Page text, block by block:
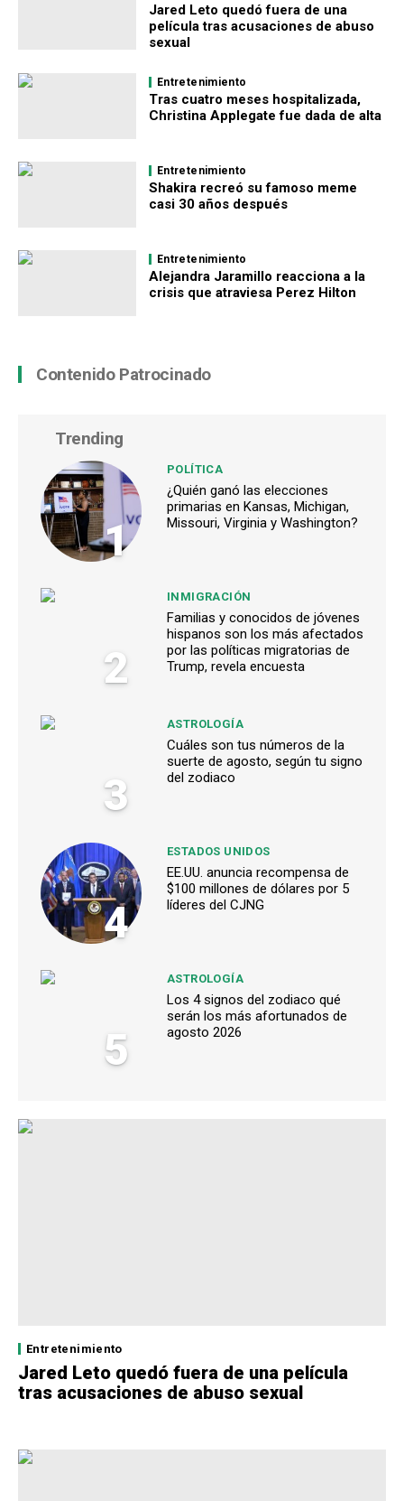
Jared Leto quedó fuera de una
película tras acusaciones de abuso
sexual
Entretenimiento
Tras cuatro meses hospitalizada,
Christina Applegate fue dada de alta
Entretenimiento
Shakira recreó su famoso meme
casi 30 años después
Entretenimiento
Alejandra Jaramillo reacciona a la
crisis que atraviesa Perez Hilton
Contenido Patrocinado
Trending
1
POLÍTICA
¿Quién ganó las elecciones
primarias en Kansas, Michigan,
Missouri, Virginia y Washington?
2
INMIGRACIÓN
Familias y conocidos de jóvenes
hispanos son los más afectados
por las políticas migratorias de
Trump, revela encuesta
3
ASTROLOGÍA
Cuáles son tus números de la
suerte de agosto, según tu signo
del zodiaco
4
ESTADOS UNIDOS
EE.UU. anuncia recompensa de
$100 millones de dólares por 5
líderes del CJNG
5
ASTROLOGÍA
Los 4 signos del zodiaco qué
serán los más afortunados de
agosto 2026
Entretenimiento
Jared Leto quedó fuera de una película
tras acusaciones de abuso sexual